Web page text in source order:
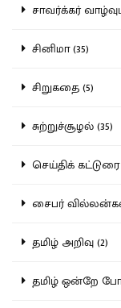
சாவர்க்கர்
சினிமா (35)
சிறுகதை (5)
சுற்றுச்சூழல் (35)
செய்திக் கட்டுரை
சைபர்
தமிழ் அறிவு (2)
தமிழ் ஒன்றே